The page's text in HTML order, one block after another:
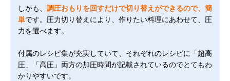
しかも、 調圧おもりを回すだけで切り替えができるので、簡
単です。圧力切り替えにより、作りたい料理にあわせて、圧
力を選べます。
付属のレシピ集が充実していて、それぞれのレシピに「超高
圧」「高圧」両方の加圧時間が記載されているのでとてもわ
かりやすいです。